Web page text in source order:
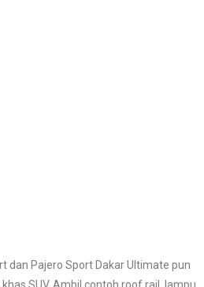
dan Pajero Sport Dakar Ultimate pun